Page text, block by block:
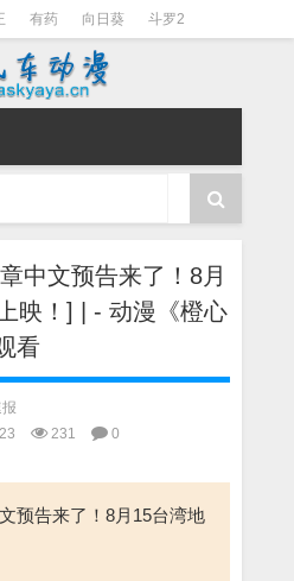
有药 向日葵 斗罗2
柯南 阴阳师
中文预告来了！8月
映！] | - 动漫《橙心
看
231 0
预告来了！8月15台湾地